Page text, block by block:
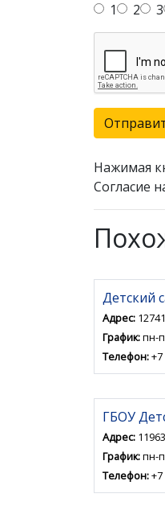
1 2 3
Нажимая
Согласие
Детский
Адрес:
График:пн-
Телефон:+7
ГБОУ
Адрес:
График:пн-
Телефон:+7